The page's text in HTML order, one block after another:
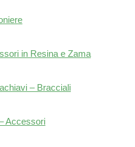
in Resina e Zama
– Bracciali
Accessori